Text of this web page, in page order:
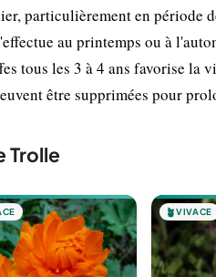
particulièrement en période
au printemps ou à
tous les 3 à 4 ans favorise la
être supprimées pour
Trolle
🪴VIVACE